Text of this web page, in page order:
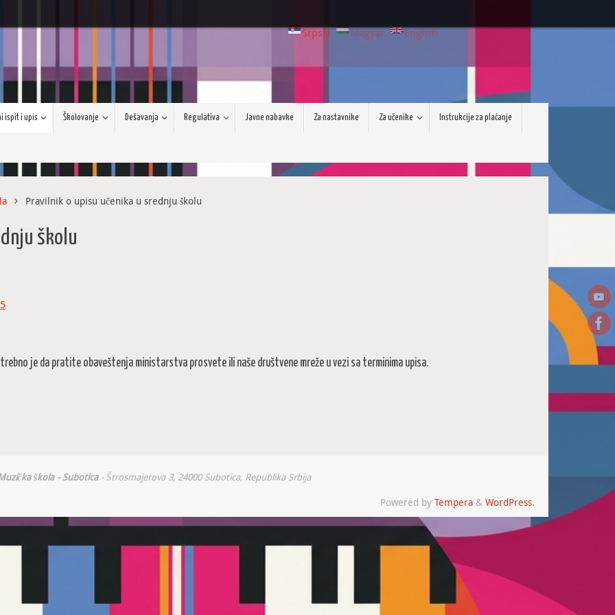
Srpski Magyar English
ispit i upis Školovanje Dešavanja Regulativa Javne nabavke Za nastavnike Za učenike Instrukcije za plaćanje
Pravilnik o upisu učenika u srednju školu
školu
potrebno je da pratite obaveštenja ministarstva prosvete ili naše društvene mreže u vezi sa terminima upisa.
škola - Subotica - Štrosmajerova 3, 24000 Subotica, Republika Srbija
Powered by Tempera & WordPress.